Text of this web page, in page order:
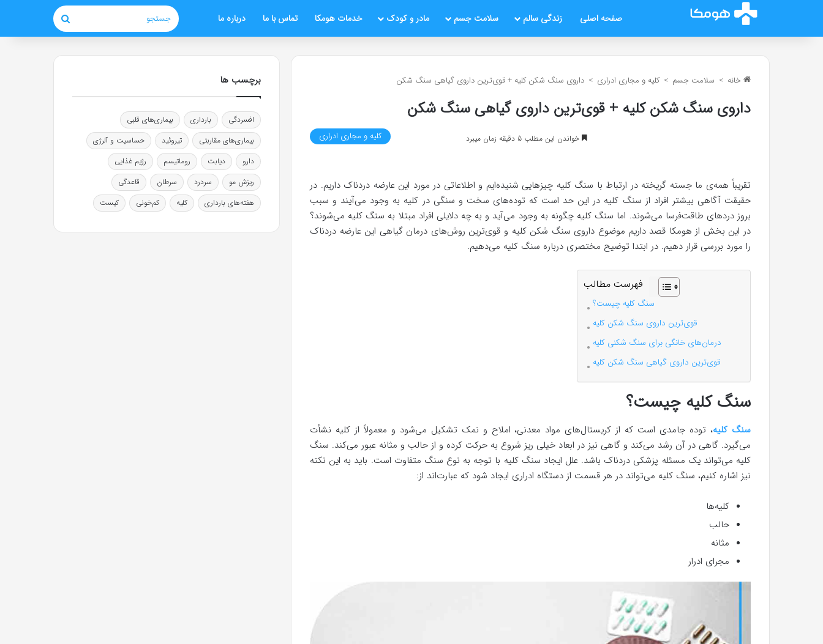
صفحه اصلی زندگی سالم سلامت جسم مادر و کودک خدمات هومکا تماس با ما درباره ما جستجو
خانه > سلامت جسم > کلیه و مجاری ادراری > داروی سنگ شکن کلیه + قوی‌ترین داروی گیاهی سنگ شکن
داروی سنگ شکن کلیه + قوی‌ترین داروی گیاهی سنگ شکن
خواندن این مطلب 5 دقیقه زمان میبرد کلیه و مجاری ادراری
تقریباً همه‌ی ما جسته گریخته در ارتباط با سنگ کلیه چیزهایی شنیده‌ایم و اطلاعاتی در مورد این عارضه دردناک داریم. در
حقیقت آگاهی بیشتر افراد از سنگ کلیه در این حد است که توده‌های سخت و سنگی در کلیه به وجود می‌آیند و سبب
بروز دردهای طاقت‌فرسا می‌شوند. اما سنگ کلیه چگونه به وجود می‌آید و به چه دلایلی افراد مبتلا به سنگ کلیه می‌شوند؟
در این بخش از هومکا قصد داریم موضوع داروی سنگ شکن کلیه و قوی‌ترین روش‌های درمان گیاهی این عارضه دردناک
را مورد بررسی قرار دهیم. در ابتدا توضیح مختصری درباره سنگ کلیه می‌دهیم.
فهرست مطالب
سنگ کلیه چیست؟
قوی‌ترین داروی سنگ شکن کلیه
درمان‌های خانگی برای سنگ شکنی کلیه
قوی‌ترین داروی گیاهی سنگ شکن کلیه
سنگ کلیه چیست؟
سنگ کلیه، توده‌ جامدی است که از کریستال‌های مواد معدنی، املاح و نمک تشکیل می‌شود و معمولاً از کلیه نشأت
می‌گیرد. گاهی در آن رشد می‌کند و گاهی نیز در ابعاد خیلی ریز شروع به حرکت کرده و از حالب و مثانه عبور می‌کند. سنگ
کلیه می‌تواند یک مسئله پزشکی دردناک باشد. علل ایجاد سنگ کلیه با توجه به نوع سنگ متفاوت است. باید به این نکته
نیز اشاره کنیم، سنگ کلیه می‌تواند در هر قسمت از دستگاه ادراری ایجاد شود که عبارت‌اند از:
کلیه‌ها
حالب‌
مثانه
مجرای ادرار
برچسب ها
افسردگی بارداری
بیماری‌های قلبی
بیماری‌های مقاربتی
تیروئید
حساسیت و آلرژی
دارو
دیابت روماتیسم
رژیم غذایی
ریزش مو
سردرد سرطان
قاعدگی
هفته‌های بارداری
کلیه کم‌خونی کیست